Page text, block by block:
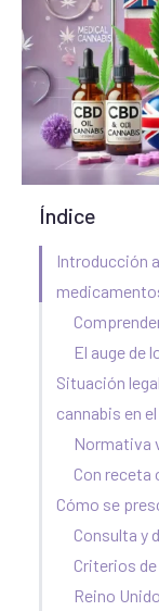
Índice
Introducción
El auge de
Situación
cannabis en
Normativa
Con receta
Cómo se
Consulta y
Criterios
Reino Unido